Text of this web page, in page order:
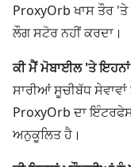
ProxyOrb ਖਾਸ ਤੌਰ
ਲੌਗ ਸਟੋਰ ਨਹੀਂ ਕਰਦਾ।
ਕੀ ਮੈਂ ਮੋਬਾਈਲ 'ਤੇ
ਸਾਰੀਆਂ ਸੂਚੀਬੱਧ
ProxyOrb ਦਾ
ਅਨੁਕੂਲਿਤ ਹੈ।